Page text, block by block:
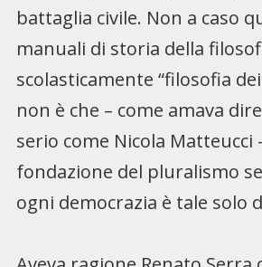
battaglia civile. Non a caso
manuali di storia della
scolasticamente “filosofia
non è che – come amava
serio come Nicola Matteucci
fondazione del pluralismo
ogni democrazia è tale solo